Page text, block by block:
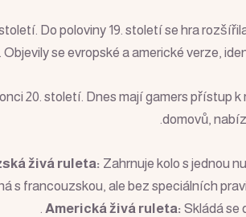
Do poloviny 19. století se hra
se evropské a americké verze,
20. století. Dnes mají gamers přístup
domovů,
živá ruleta: Zahrnuje kolo s jednou
s francouzskou, ale bez speciálních
Americká živá ruleta: Skládá se